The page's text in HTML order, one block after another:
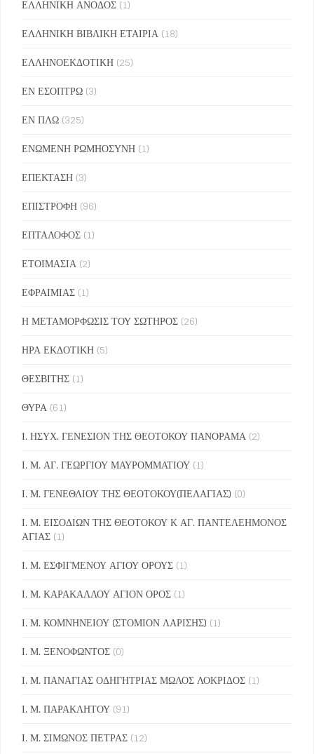
ΕΛΛΗΝΙΚΗ ΑΝΟΔΟΣ (1)
ΕΛΛΗΝΙΚΗ ΒΙΒΛΙΚΗ ΕΤΑΙΡΙΑ (18)
ΕΛΛΗΝΟΕΚΔΟΤΙΚΗ (25)
ΕΝ ΕΣΟΠΤΡΩ (3)
ΕΝ ΠΛΩ (325)
ΕΝΩΜΕΝΗ ΡΩΜΗΟΣΥΝΗ (1)
ΕΠΕΚΤΑΣΗ (3)
ΕΠΙΣΤΡΟΦΗ (96)
ΕΠΤΑΛΟΦΟΣ (1)
ΕΤΟΙΜΑΣΙΑ (2)
ΕΦΡΑΙΜΙΑΣ (1)
Η ΜΕΤΑΜΟΡΦΩΣΙΣ ΤΟΥ ΣΩΤΗΡΟΣ (26)
ΗΡΑ ΕΚΔΟΤΙΚΗ (5)
ΘΕΣΒΙΤΗΣ (1)
ΘΥΡΑ (61)
Ι. ΗΣΥΧ. ΓΕΝΕΣΙΟΝ ΤΗΣ ΘΕΟΤΟΚΟΥ ΠΑΝΟΡΑΜΑ (2)
Ι. Μ. ΑΓ. ΓΕΩΡΓΙΟΥ ΜΑΥΡΟΜΜΑΤΙΟΥ (1)
Ι. Μ. ΓΕΝΕΘΛΙΟΥ ΤΗΣ ΘΕΟΤΟΚΟΥ(ΠΕΛΑΓΙΑΣ) (0)
Ι. Μ. ΕΙΣΟΔΙΩΝ ΤΗΣ ΘΕΟΤΟΚΟΥ Κ ΑΓ. ΠΑΝΤΕΛΕΗΜΟΝΟΣ
ΑΓΙΑΣ (1)
Ι. Μ. ΕΣΦΙΓΜΕΝΟΥ ΑΓΙΟΥ ΟΡΟΥΣ (1)
Ι. Μ. ΚΑΡΑΚΑΛΛΟΥ ΑΓΙΟΝ ΟΡΟΣ (1)
Ι. Μ. ΚΟΜΝΗΝΕΙΟΥ (ΣΤΟΜΙΟΝ ΛΑΡΙΣΗΣ) (1)
Ι. Μ. ΞΕΝΟΦΩΝΤΟΣ (0)
Ι. Μ. ΠΑΝΑΓΙΑΣ ΟΔΗΓΗΤΡΙΑΣ ΜΩΛΟΣ ΛΟΚΡΙΔΟΣ (1)
Ι. Μ. ΠΑΡΑΚΛΗΤΟΥ (91)
Ι. Μ. ΣΙΜΩΝΟΣ ΠΕΤΡΑΣ (12)